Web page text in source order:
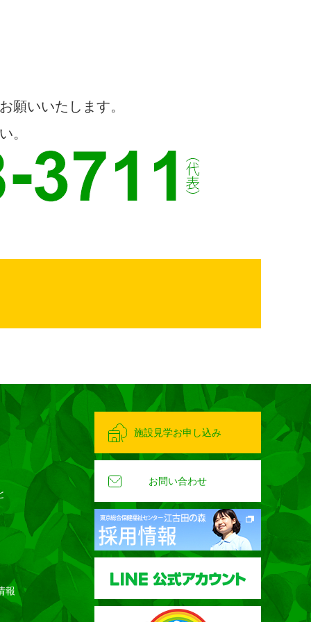
願いいたします。
。
報
施設見学お申し込み
お問い合わせ